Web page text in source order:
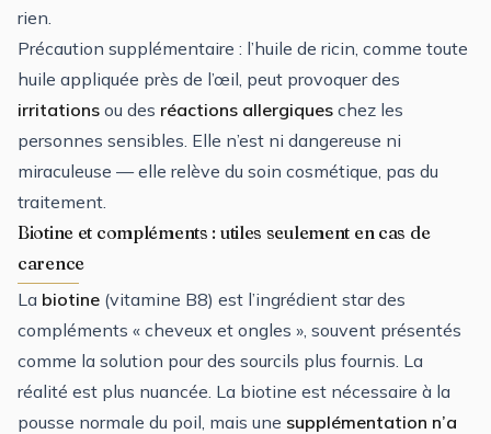
rien.
Précaution supplémentaire : l’huile de ricin, comme toute
huile appliquée près de l’œil, peut provoquer des
irritations ou des réactions allergiques chez les
personnes sensibles. Elle n’est ni dangereuse ni
miraculeuse — elle relève du soin cosmétique, pas du
traitement.
Biotine et compléments : utiles seulement en cas de
carence
La biotine (vitamine B8) est l’ingrédient star des
compléments « cheveux et ongles », souvent présentés
comme la solution pour des sourcils plus fournis. La
réalité est plus nuancée. La biotine est nécessaire à la
pousse normale du poil, mais une supplémentation n’a